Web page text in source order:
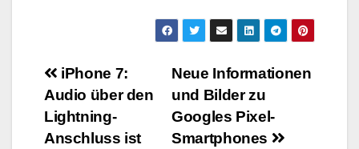
Beitragsnavigation
Neue Informationen
und Bilder zu
Googles Pixel-
Smartphones
iPhone 7:
Audio über den
Lightning-
Anschluss ist